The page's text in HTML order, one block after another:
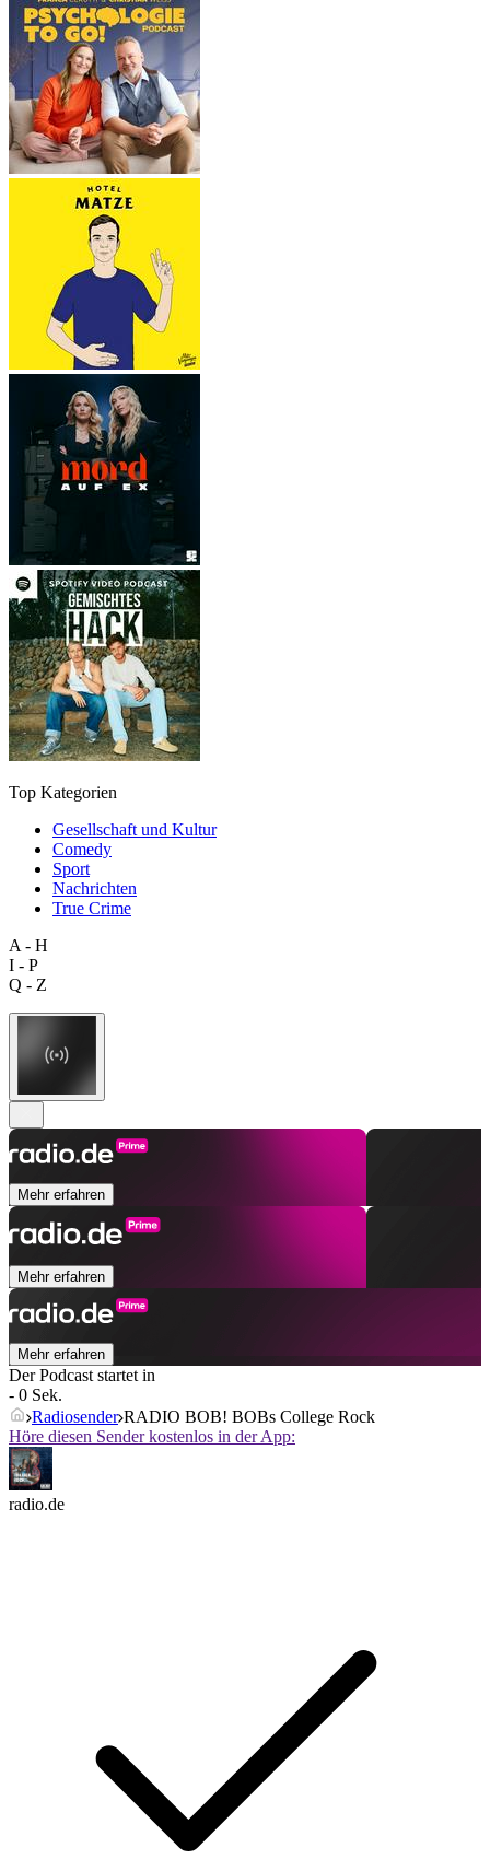
Top Kategorien
Gesellschaft und Kultur
Comedy
Sport
Nachrichten
True Crime
A - H
I - P
Q - Z
Mehr erfahren
Mehr erfahren
Mehr erfahren
Der Podcast startet in
- 0 Sek.
Radiosender RADIO BOB! BOBs College Rock
Höre diesen Sender kostenlos in der App:
radio.de